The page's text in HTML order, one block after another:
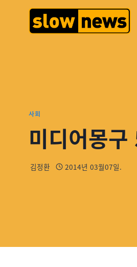
사회
미디어몽
김정환 2014년 03월07일.